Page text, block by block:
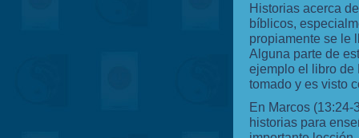
Historias acerca
bíblicos,
propiamente se le
Alguna parte de
ejemplo el libro de
tomado y es visto
En Marcos (13:24-
historias para